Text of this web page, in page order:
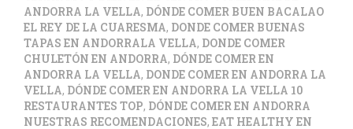
ANDORRA LA VELLA, DÓNDE COMER BUEN BACALAO
EL REY DE LA CUARESMA, DONDE COMER BUENAS
TAPAS EN ANDORRALA VELLA, DONDE COMER
CHULETÓN EN ANDORRA, DÓNDE COMER EN
ANDORRA LA VELLA, DONDE COMER EN ANDORRA LA
VELLA, DÓNDE COMER EN ANDORRA LA VELLA 10
RESTAURANTES TOP, DÓNDE COMER EN ANDORRA
NUESTRAS RECOMENDACIONES, EAT HEALTHY EN